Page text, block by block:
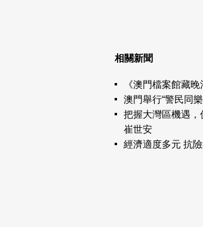
相關新聞
《澳門檔案館藏
澳門舉行“警民同
把握大灣區機遇
崔世安
經濟適度多元 抗